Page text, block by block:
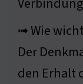
➟ Wie
Der
den Erhalt